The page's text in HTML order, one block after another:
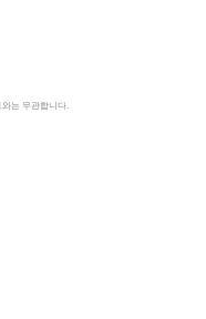
는 무관합니다.